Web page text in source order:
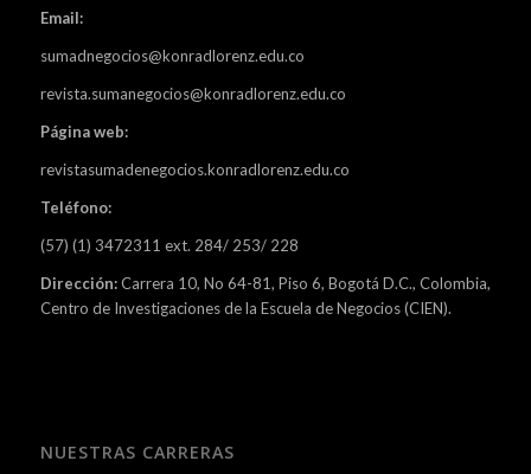
Email:
sumadnegocios@konradlorenz.edu.co
revista.sumanegocios@konradlorenz.edu.co
Página web:
revistasumadenegocios.konradlorenz.edu.co
Teléfono:
(57) (1) 3472311 ext. 284/ 253/ 228
Dirección:Carrera 10, No 64-81, Piso 6, Bogotá D.C., Colombia,
Centro de Investigaciones de la Escuela de Negocios (CIEN).
NUESTRAS CARRERAS